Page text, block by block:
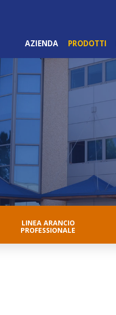
AZIENDA PRODOTTI
LINEA ARANCIO
PROFESSIONALE
PROFESSIONALE